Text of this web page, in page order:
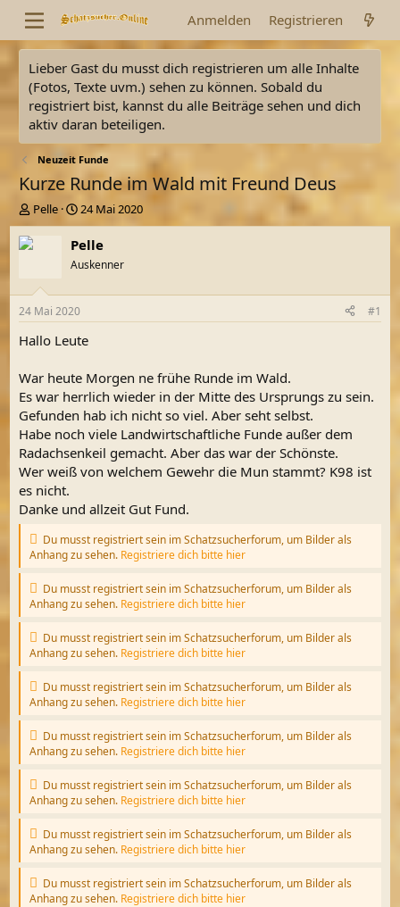
Anmelden Registrieren
Lieber Gast du musst dich registrieren um alle Inhalte
(Fotos, Texte uvm.) sehen zu können. Sobald du
registriert bist, kannst du alle Beiträge sehen und dich
aktiv daran beteiligen.
Neuzeit Funde
Kurze Runde im Wald mit Freund Deus
E
r
s
l
e
r
Pelle
E
r
s
e
t
a
24 Mai 2020
Pelle
Auskenner
24 Mai 2020 #1
Hallo Leute
War heute Morgen ne frühe Runde im Wald.
Es war herrlich wieder in der Mitte des Ursprungs zu sein.
Gefunden hab ich nicht so viel. Aber seht selbst.
Habe noch viele Landwirtschaftliche Funde außer dem
Radachsenkeil gemacht. Aber das war der Schönste.
Wer weiß von welchem Gewehr die Mun stammt? K98 ist
es nicht.
Danke und allzeit Gut Fund.
Du musst registriert sein im Schatzsucherforum, um Bilder als
Anhang zu sehen. Registriere dich bitte hier
Du musst registriert sein im Schatzsucherforum, um Bilder als
Anhang zu sehen. Registriere dich bitte hier
Du musst registriert sein im Schatzsucherforum, um Bilder als
Anhang zu sehen. Registriere dich bitte hier
Du musst registriert sein im Schatzsucherforum, um Bilder als
Anhang zu sehen. Registriere dich bitte hier
Du musst registriert sein im Schatzsucherforum, um Bilder als
Anhang zu sehen. Registriere dich bitte hier
Du musst registriert sein im Schatzsucherforum, um Bilder als
Anhang zu sehen. Registriere dich bitte hier
Du musst registriert sein im Schatzsucherforum, um Bilder als
Anhang zu sehen. Registriere dich bitte hier
Du musst registriert sein im Schatzsucherforum, um Bilder als
Anhang zu sehen. Registriere dich bitte hier